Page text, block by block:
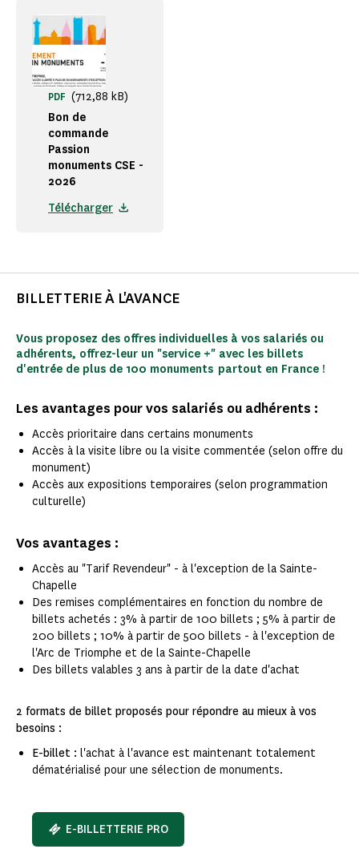
Bon de
commande
Passion
monuments CSE -
2026
PDF (712,88 kB)
Télécharger
BILLETTERIE À L'AVANCE
Vous proposez des offres individuelles à vos salariés ou
adhérents, offrez-leur un "service +" avec les billets
d'entrée de plus de 100 monuments partout en France !
Les avantages pour vos salariés ou adhérents :
Accès prioritaire dans certains monuments
Accès à la visite libre ou la visite commentée (selon offre du
monument)
Accès aux expositions temporaires (selon programmation
culturelle)
Vos avantages :
Accès au "Tarif Revendeur" - à l'exception de la Sainte-
Chapelle
Des remises complémentaires en fonction du nombre de
billets achetés : 3% à partir de 100 billets ; 5% à partir de
200 billets ; 10% à partir de 500 billets - à l'exception de
l'Arc de Triomphe et de la Sainte-Chapelle
Des billets valables 3 ans à partir de la date d'achat
2 formats de billet proposés pour répondre au mieux à vos
besoins :
E-billet : l'achat à l'avance est maintenant totalement
dématérialisé pour une sélection de monuments.
E-BILLETTERIE PRO